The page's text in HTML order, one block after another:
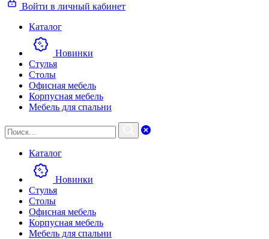
Войти в личный кабинет
Каталог
Новинки
Стулья
Столы
Офисная мебель
Корпусная мебель
Мебель для спальни
Каталог
Новинки
Стулья
Столы
Офисная мебель
Корпусная мебель
Мебель для спальни